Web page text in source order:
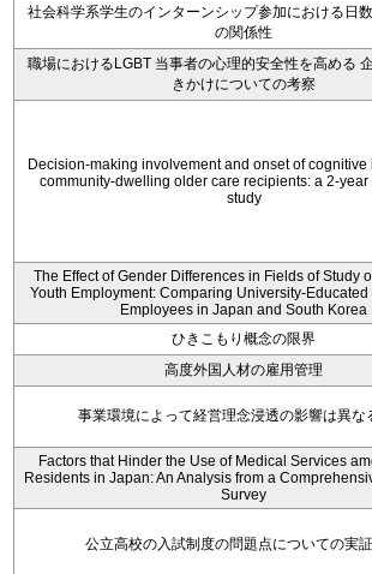
社会科学系学生のインターンシップ参加における日
の関係性
職場におけるLGBT 当事者の心理的安全性を高める
きかけについての考察
Decision-making involvement and onset of cognitive
community-dwelling older care recipients: a 2-year
study
The Effect of Gender Differences in Fields of Study
Youth Employment: Comparing University-
Employees in Japan and South Korea
ひきこもり概念の限界
高度外国人材の雇用管理
事業環境によって経営理念浸透の影響は異な
Factors that Hinder the Use of Medical Services
Residents in Japan: An Analysis from a
Survey
公立高校の入試制度の問題点についての実